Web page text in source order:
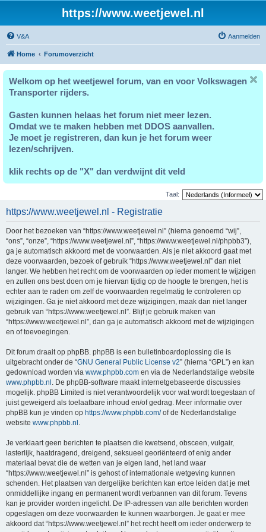
https://www.weetjewel.nl
V&A Aanmelden
Home Forumoverzicht
Welkom op het weetjewel forum, van en voor Volkswagen
Transporter rijders.
Gasten kunnen helaas het forum niet meer lezen.
Omdat we te maken hebben met DDOS aanvallen.
Je moet je registreren, dan kun je het forum weer
lezen/schrijven.
klik rechts op de "X" dan verdwijnt dit veld
Taal:
https://www.weetjewel.nl - Registratie
Door het bezoeken van “https://www.weetjewel.nl” (hierna genoemd “wij”,
“ons”, “onze”, “https://www.weetjewel.nl”, “https://www.weetjewel.nl/phpbb3”),
ga je automatisch akkoord met de voorwaarden. Als je niet akkoord gaat met
deze voorwaarden, bezoek of gebruik “https://www.weetjewel.nl” dan niet
langer. We hebben het recht om de voorwaarden op ieder moment te wijzigen
en zullen ons best doen om je hiervan tijdig op de hoogte te brengen, het is
echter aan te raden om zelf de voorwaarden regelmatig te controleren op
wijzigingen. Ga je niet akkoord met deze wijzigingen, maak dan niet langer
gebruik van “https://www.weetjewel.nl”. Blijf je gebruik maken van
“https://www.weetjewel.nl”, dan ga je automatisch akkoord met de wijzigingen
en of toevoegingen.
Dit forum draait op phpBB. phpBB is een bulletinboardoplossing die is
uitgebracht onder de “GNU General Public License v2” (hierna “GPL”) en kan
gedownload worden via www.phpbb.com en via de Nederlandstalige website
www.phpbb.nl . De phpBB-software maakt internetgebaseerde discussies
mogelijk. phpBB Limited is niet verantwoordelijk voor wat wordt toegestaan of
juist geweigerd als toelaatbare inhoud en/of gedrag. Meer informatie over
phpBB kun je vinden op https://www.phpbb.com/of de Nederlandstalige
website www.phpbb.nl .
Je verklaart geen berichten te plaatsen die kwetsend, obsceen, vulgair,
lasterlijk, haatdragend, dreigend, seksueel georiënteerd of enig ander
materiaal bevat die de wetten van je eigen land, het land waar
“https://www.weetjewel.nl” is gehost of internationale wetgeving kunnen
schenden. Het plaatsen van dergelijke berichten kan ertoe leiden dat je met
onmiddellijke ingang en permanent wordt verbannen van dit forum. Tevens
kan je provider worden ingelicht. De IP-adressen van alle berichten worden
opgeslagen om deze voorwaarden te kunnen waarborgen. Je gaat er mee
akkoord dat “https://www.weetjewel.nl” het recht heeft om ieder onderwerp te